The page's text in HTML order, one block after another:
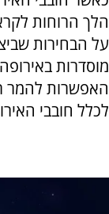
הלך הרוחות
על הבחירות
מוסדרות
האפשרות להמר
לכלל חובבי